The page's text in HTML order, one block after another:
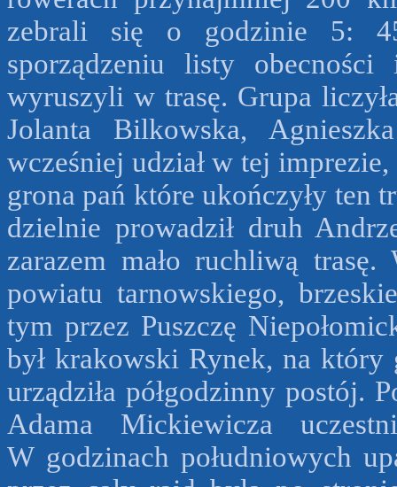
zebrali się o godzinie 5:
sporządzeniu listy
wyruszyli w trasę. Grupa
Jolanta Bilkowska,
wcześniej udział w tej
grona pań które ukończyły ten
dzielnie prowadził druh
zarazem mało ruchliwą
powiatu tarnowskiego,
tym przez Puszczę
był krakowski Rynek, na który
urządziła półgodzinny postój.
Adama Mickiewicza
W godzinach południowych